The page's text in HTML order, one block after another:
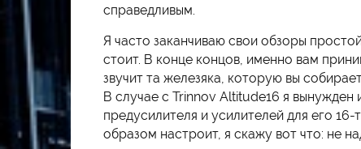
справедливым.
Я часто заканчиваю свои обзоры
стоит. В конце концов, именно вам
звучит та железяка, которую вы
В случае с Trinnov Altitude16 я
предусилителя и усилителей для его
образом настроит, я скажу вот что: не